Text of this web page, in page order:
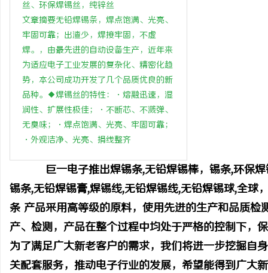
丝、环保焊锡丝，纯锌丝
文章摘要无铅焊锡条，焊点饱满、光亮、
牢固可靠；出渣少，焊接牢固，不虚
焊。，由最先进的自动设备生产，近年来
为适应电子工业发展的复杂化、精密化趋
势，本公司成功开发了几个品质优良的新
品种。◆焊锡丝的特性：·熔融迅速，湿
润性、扩展性极佳；·不断芯、不溅弹、
无臭味；·焊点饱满、光亮、牢固可靠；
·外观洁净、光亮、捐线整齐
巨一电子推出焊锡条,无铅焊锡棒，锡条,环保焊
锡条,无铅焊锡膏,焊锡线,无铅焊锡线,无铅焊锡球,全
条 产品采用高等级的原料，使用先进的生产和品质
产、检测，产品在整个过程中均处于严格的控制下，
为了满足广大新老客户的需求，我们将进一步挖掘自
关配套服务，推动电子行业的发展，希望能得到广大
贝净 AC 国际医疗实验室，标准化研发体系
全解析